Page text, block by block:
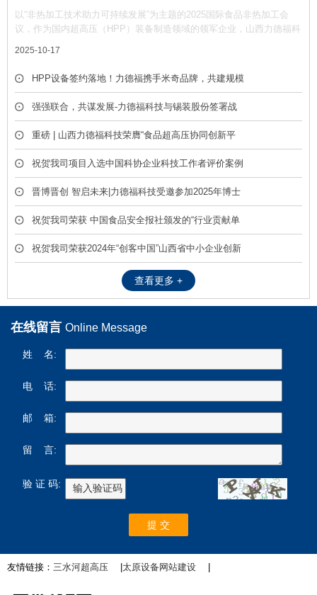
单位”，携手产业链共筑非热加工新生态
以“非热加工技术助力可持续发展”为主题的2025国际食品非热加工会
议，作为国内超高压（HPP）装备制造领域的领军企业，山西力德福科
号，彰显了公司在推动超高压技术产业化中的核心作用。
2025-10-17
HPP设备签约落地！力德福携手米奇品牌，共建规模
化冷榨饮品产线
强强联合，共谋发展-力德福科技与锡装股份签署战
略合作框架协议
重磅 | 山西力德福科技荣膺“食品超高压协同创新平
台共创单位”，携手产业链共筑非热加工新生态
祝贺我司项目入选中国科协企业科技工作者评价案例
库
晋博晋创 智启未来|力德福科技受邀参加2025年博士
后创新创业成果展
祝贺我司荣获 中国食品安全报社颁发的“行业贡献单
位” 荣誉称号
祝贺我司荣获2024年“创客中国”山西省中小企业创新
查看更多 +
在线留言 Online Message
姓 名:
电 话:
邮 箱:
留 言:
验 证 码:
友情链接： 三水河超高压 |太原设备网站建设 |